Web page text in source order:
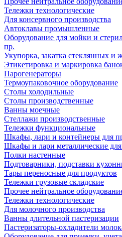
Тележки технологические
Для консервного производства
Автоклавы промышленные
Оборудование для мойки и
пр.
Укупорка, закатка стеклянных и
Этикетировка и маркировка
Парогенераторы
Термоупаковочное оборудование
Столы холодильные
Столы производственные
Ванны моечные
Стеллажи производственные
Тележки функциональные
Шкафы, лари и контейнеры для
Шкафы и лари металлические
Полки настенные
Подтоварники, подставки
Тары переносные для продуктов
Тележки грузовые складские
Прочее нейтральное
Тележки технологические
Для молочного производства
Ванны длительной пастеризации
Пастеризаторы-охладители